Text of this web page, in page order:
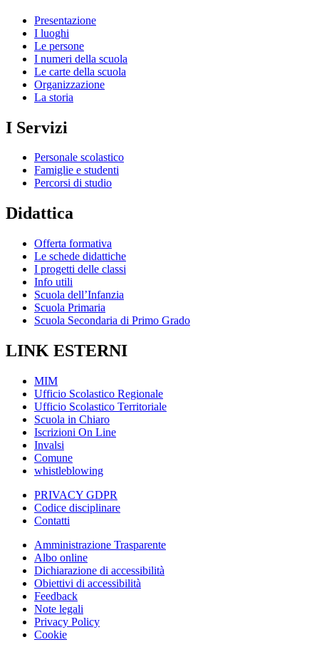
Presentazione
I luoghi
Le persone
I numeri della scuola
Le carte della scuola
Organizzazione
La storia
I Servizi
Personale scolastico
Famiglie e studenti
Percorsi di studio
Didattica
Offerta formativa
Le schede didattiche
I progetti delle classi
Info utili
Scuola dell’Infanzia
Scuola Primaria
Scuola Secondaria di Primo Grado
LINK ESTERNI
MIM
Ufficio Scolastico Regionale
Ufficio Scolastico Territoriale
Scuola in Chiaro
Iscrizioni On Line
Invalsi
Comune
whistleblowing
PRIVACY GDPR
Codice disciplinare
Contatti
Amministrazione Trasparente
Albo online
Dichiarazione di accessibilità
Obiettivi di accessibilità
Feedback
Note legali
Privacy Policy
Cookie